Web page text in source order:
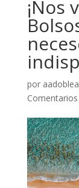
¡Nos
por
Comentarios